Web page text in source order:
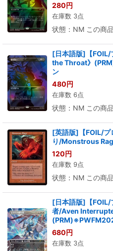
280円
在庫数 3点
状態：NM この商
[日本語版]【FOIL/
the Throat》
ン
480円
在庫数 6点
状態：NM この商
[英語版]【FOIL/プ
り/Monstrous
120円
在庫数 9点
状態：NM この商
[日本語版]【FOIL/
者/Aven
680円
在庫数 3点